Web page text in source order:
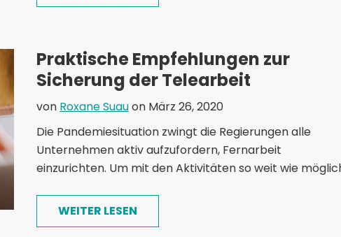
Praktische Empfehlungen zur
Sicherung der Telearbeit
von Roxane Suauon März 26, 2020
Die Pandemiesituation zwingt die Regierungen alle
Unternehmen aktiv aufzufordern, Fernarbeit
einzurichten. Um mit den Aktivitäten so weit wie
WEITER LESEN